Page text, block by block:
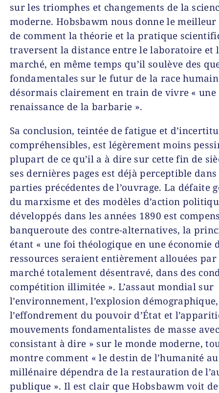
sur les triomphes et changements de la
moderne. Hobsbawm nous donne le meilleur
de comment la théorie et la pratique
traversent la distance entre le laboratoire et
marché, en même temps qu’il soulève des
fondamentales sur le futur de la race
désormais clairement en train de vivre « une
renaissance de la barbarie ».
Sa conclusion, teintée de fatigue et
compréhensibles, est légèrement moins
plupart de ce qu’il a à dire sur cette fin de
ses dernières pages est déjà perceptible dans
parties précédentes de l’ouvrage. La défaite
du marxisme et des modèles d’action
développés dans les années 1890 est
banqueroute des contre-alternatives, la
étant « une foi théologique en une économie
ressources seraient entièrementallouées par
marché totalement désentravé, dans des
compétition illimitée ». L’assaut mondial sur
l’environnement, l’explosion démographique,
l’effondrement du pouvoir d’État et
mouvements fondamentalistes de masse
consistant à dire » sur le monde moderne,
montre comment « le destin de l’humanité
millénaire dépendra de la restauration de
publique ». Il est clair que Hobsbawm voit de